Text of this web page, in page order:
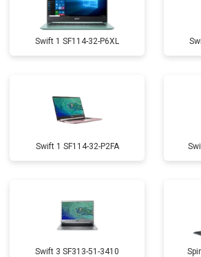
Swift 1 SF114-32-P6XL
Swift 1 SF114-32-P2FA
Swift 3 SF313-51-3410